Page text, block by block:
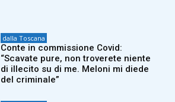
dalla Toscana
Conte in commissione Covid:
“Scavate pure, non troverete niente
di illecito su di me. Meloni mi diede
del criminale”